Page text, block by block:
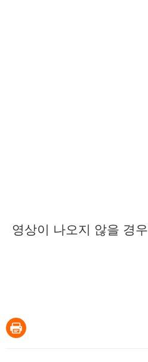
영상이 나오지 않을 경우